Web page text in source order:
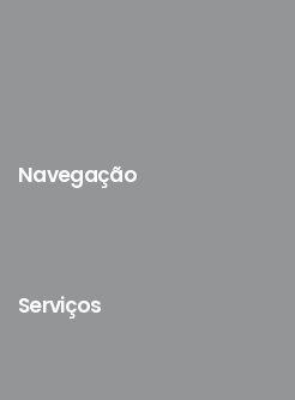
Navegação
Serviços